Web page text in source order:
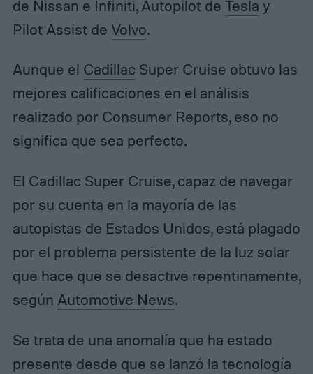
de Nissan e Infiniti, Autopilot de Tesla y
Pilot Assist de Volvo.
Aunque el Cadillac Super Cruise obtuvo las
mejores calificaciones en el análisis
realizado por Consumer Reports, eso no
significa que sea perfecto.
El Cadillac Super Cruise, capaz de navegar
por su cuenta en la mayoría de las
autopistas de Estados Unidos, está plagado
por el problema persistente de la luz solar
que hace que se desactive repentinamente,
según Automotive News.
Se trata de una anomalía que ha estado
presente desde que se lanzó la tecnología